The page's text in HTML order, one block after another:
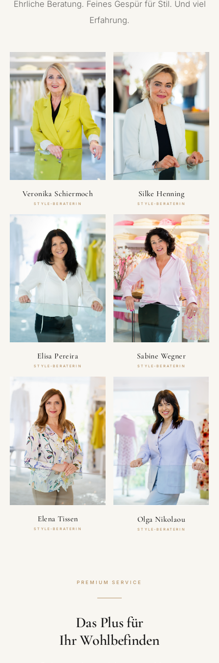
Ehrliche Beratung. Feines Gespür für Stil. Und viel
Erfahrung.
Veronika Schiermoch
STYLE-BERATERIN
Silke Henning
STYLE-BERATERIN
Elisa Pereira
STYLE-BERATERIN
Sabine Wegner
STYLE-BERATERIN
Elena Tissen
STYLE-BERATERIN
Olga Nikolaou
STYLE-BERATERIN
PREMIUM SERVICE
Das Plus für
Ihr Wohlbefinden